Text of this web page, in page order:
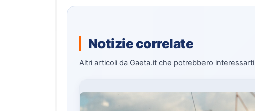
Notizie correlate
Altri articoli da Gaeta.it che potrebbero interessarti